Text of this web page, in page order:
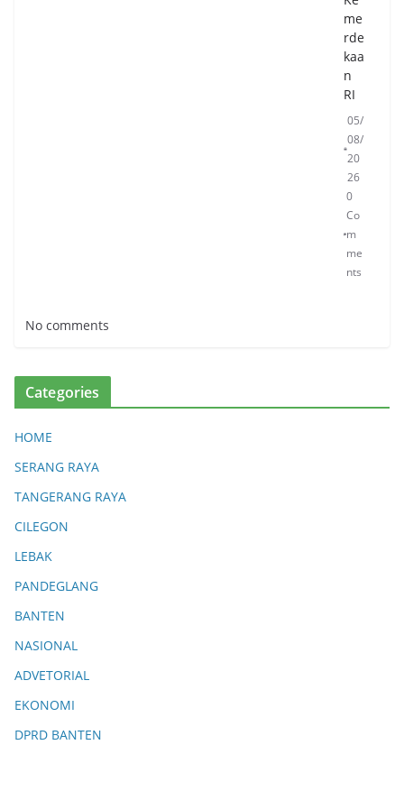
me
rde
kaa
n
RI
05/
08/
20
26
0
Co
m
me
nts
No comments
Categories
HOME
SERANG RAYA
TANGERANG RAYA
CILEGON
LEBAK
PANDEGLANG
BANTEN
NASIONAL
ADVETORIAL
EKONOMI
DPRD BANTEN